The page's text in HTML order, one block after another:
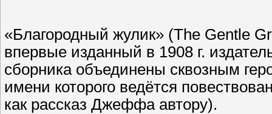
«Благородный жулик» (The Gentle
впервые изданный в 1908 г.
сборника объединены сквозным
имени которого ведётся
как рассказ Джеффа автору).